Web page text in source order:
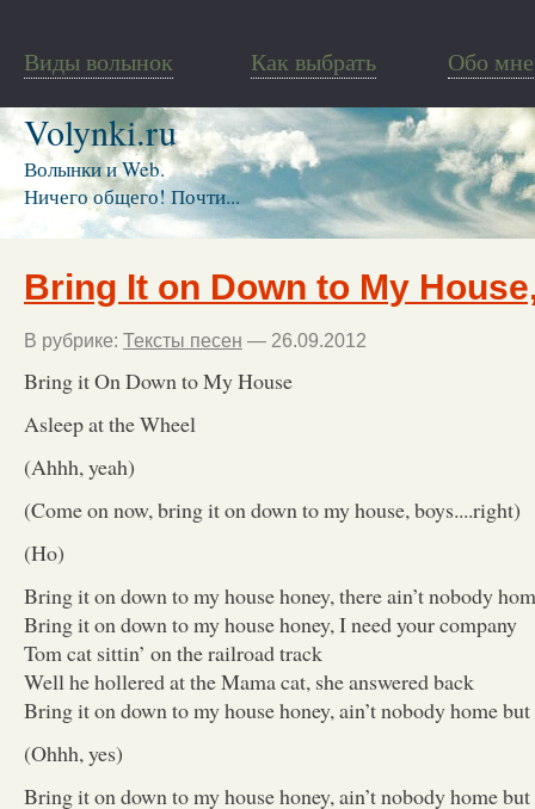
Виды волынок Как выбрать Обо мне
Volynki.ru
Волынки и Web.
Ничего общего! Почти...
Bring It on Down to My
В рубрике: Тексты песен — 26.09.2012
Bring it On Down to My House
Asleep at the Wheel
(Ahhh, yeah)
(Come on now, bring it on down to my house, boys....right)
(Ho)
Bring it on down to my house honey, there ain’t nobody
Bring it on down to my house honey, I need your company
Tom cat sittin’ on the railroad track
Well he hollered at the Mama cat, she answered back
Bring it on down to my house honey, ain’t nobody home but
(Ohhh, yes)
Bring it on down to my house honey, ain’t nobody home but